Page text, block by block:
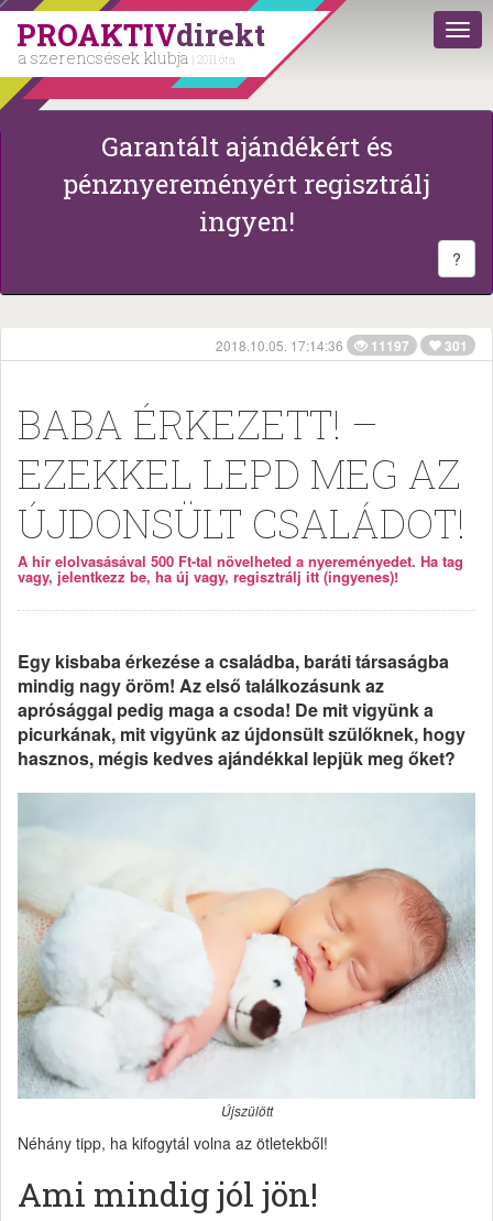
PROAKTIVdirekt
a szerencsések klubja | 2011 óta
Garantált ajándékért és
pénznyereményért regisztrálj
ingyen!
?
2018.10.05. 17:14:36 11197 301
BABA ÉRKEZETT! –
EZEKKEL LEPD MEG AZ
ÚJDONSÜLT CSALÁDOT!
A hír elolvasásával 500 Ft-tal növelheted a nyereményedet. Ha tag
vagy, jelentkezz be, ha új vagy, regisztrálj itt (ingyenes)!
Egy kisbaba érkezése a családba, baráti társaságba
mindig nagy öröm! Az első találkozásunk az
aprósággal pedig maga a csoda! De mit vigyünk a
picurkának, mit vigyünk az újdonsült szülőknek, hogy
hasznos, mégis kedves ajándékkal lepjük meg őket?
Újszülött
Néhány tipp, ha kifogytál volna az ötletekből!
Ami mindig jól jön!